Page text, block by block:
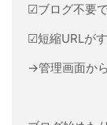
☑︎ブログ不要
☑︎短縮URLが
→管理画面か